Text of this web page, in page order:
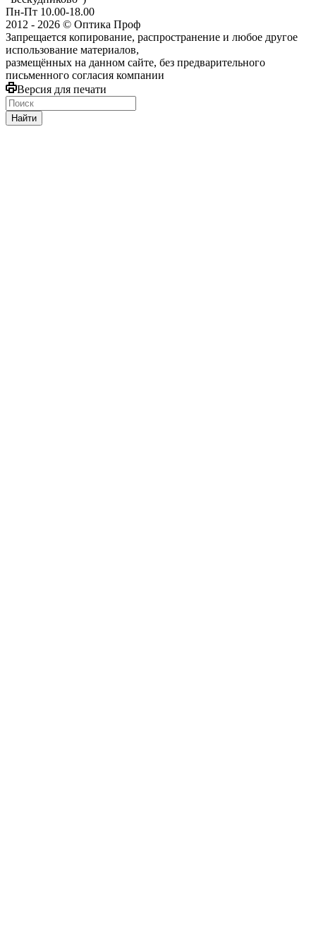
Пн-Пт 10.00-18.00
2012 - 2026 © Оптика Проф
Запрещается копирование, распространение и любое другое
использование материалов,
размещённых на данном сайте, без предварительного
письменного согласия компании
Версия для печати
Найти